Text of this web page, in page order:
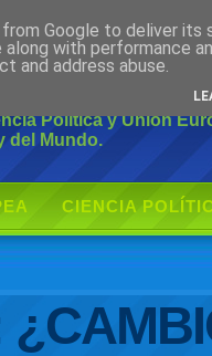
Política y Unión
del Mundo.
CIENCIA
Google to deliver its
along with performance
and address abuse.